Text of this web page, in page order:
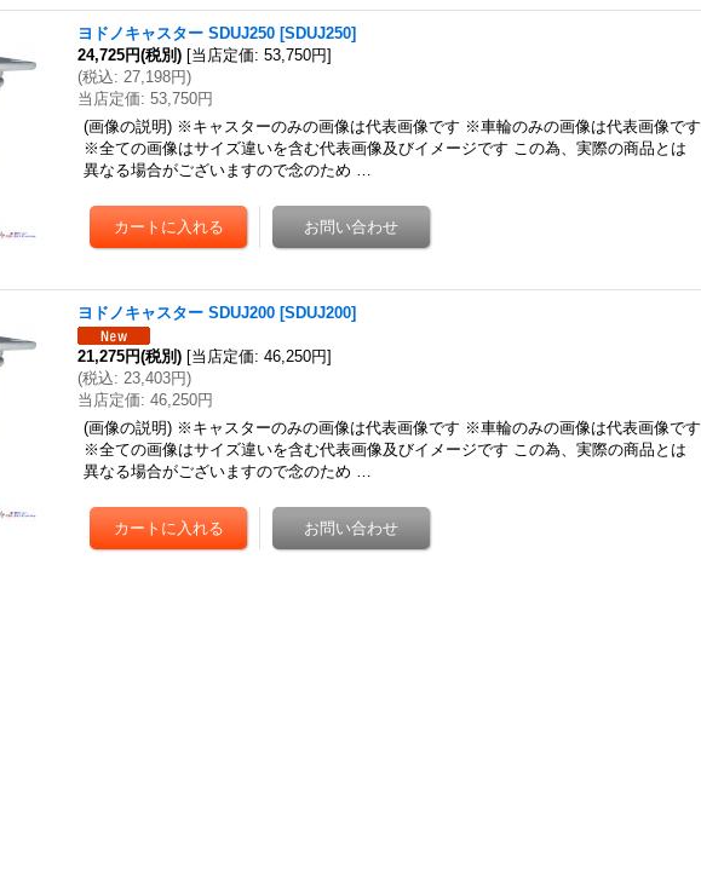
ヨドノキャスター SDUJ250 [SDUJ250]
24,725円(税別) [当店定価: 53,750円]
(税込: 27,198円)
当店定価: 53,750円
(画像の説明) ※キャスターのみの画像は代表画像です ※車輪のみの画像は代表画像です
※全ての画像はサイズ違いを含む代表画像及びイメージです この為、実際の商品とは
異なる場合がございますので念のため …
ヨドノキャスター SDUJ200 [SDUJ200]
21,275円(税別) [当店定価: 46,250円]
(税込: 23,403円)
当店定価: 46,250円
(画像の説明) ※キャスターのみの画像は代表画像です ※車輪のみの画像は代表画像です
※全ての画像はサイズ違いを含む代表画像及びイメージです この為、実際の商品とは
異なる場合がございますので念のため …